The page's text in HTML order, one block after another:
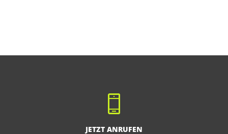
JETZT ANRUFEN